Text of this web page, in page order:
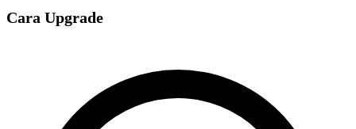
Cara Upgrade